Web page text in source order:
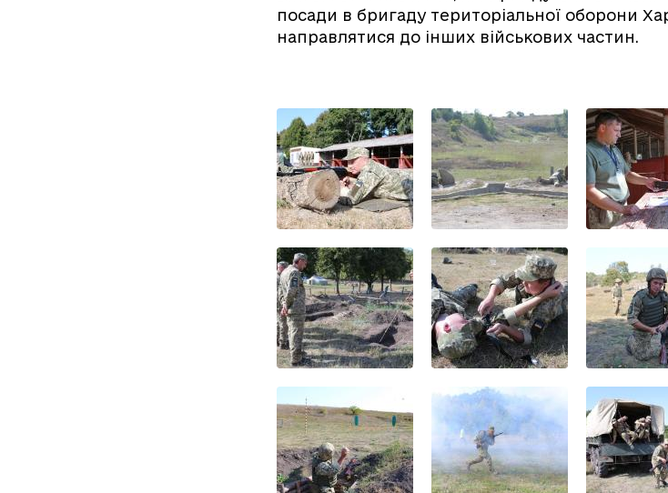
посади в бригаду територіальної оборони
направлятися до інших військових частин.